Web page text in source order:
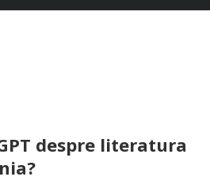
despre literatura